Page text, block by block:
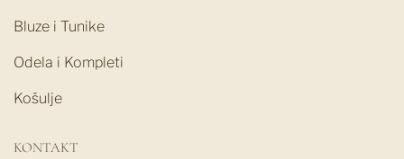
Bluze i Tunike
Odela i Kompleti
Košulje
KONTAKT